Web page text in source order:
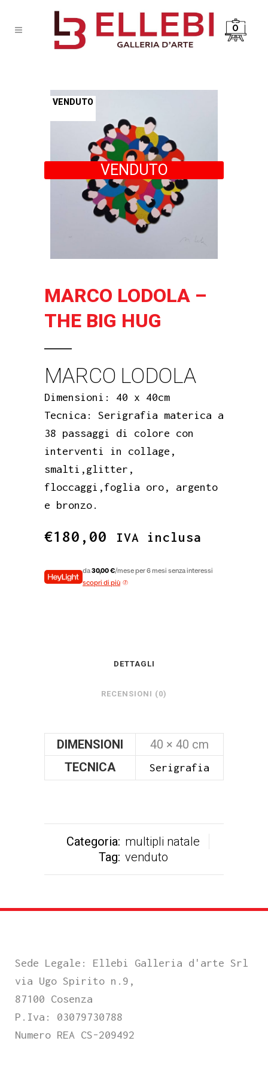
0
VENDUTO
VENDUTO
MARCO LODOLA –
THE BIG HUG
MARCO LODOLA
Dimensioni: 40 x 40cm
Tecnica: Serigrafia materica a
38 passaggi di colore con
interventi in collage,
smalti,glitter,
floccaggi,foglia oro, argento
e bronzo.
€180,00 IVA inclusa
da30,00 €/mese per 6 mesi senza interessi
scopri di più
DETTAGLI
RECENSIONI (0)
DIMENSIONI
40 × 40 cm
TECNICA
Serigrafia
Categoria: multipli natale
Tag: venduto
Sede Legale: Ellebi Galleria d'arte Srl
via Ugo Spirito n.9,
87100 Cosenza
P.Iva: 03079730788
Numero REA CS-209492